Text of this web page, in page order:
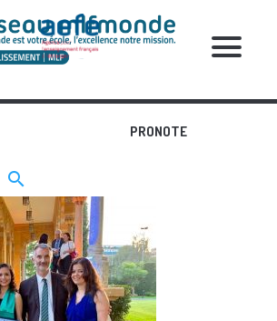
PRONOTE
for:>
search
POSTS
2